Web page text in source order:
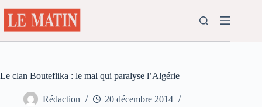
au
contenu
Le clan Bouteflika : le mal qui paralyse l’Algérie
Rédaction
20 décembre 2014